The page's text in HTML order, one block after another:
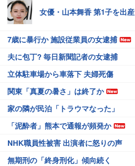
女優・山本舞香 第1子を出産
7歳に暴行か 施設従業員の女逮捕
夫に包丁? 毎日新聞記者の女逮捕
立体駐車場から車落下 夫婦死傷
関東「真夏の暑さ」は終了か
家の隣が民泊「トラウマなった」
「泥酔者」熊本で通報が頻発か
NHK職員性被害 出演者に怒りの声
無期刑の「終身刑化」傾向続く